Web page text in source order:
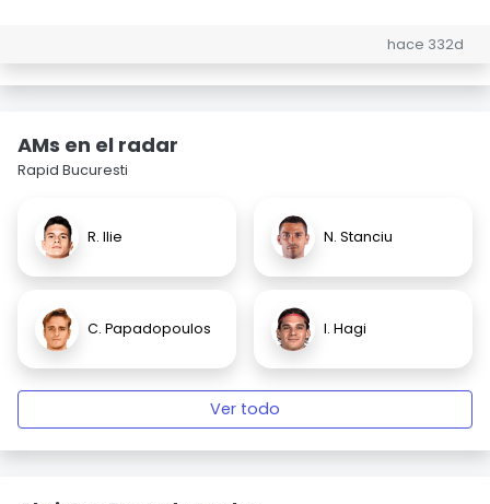
hace 332d
AMs en el radar
Rapid Bucuresti
R. Ilie N. Stanciu
C. Papadopoulos I. Hagi
Ver todo